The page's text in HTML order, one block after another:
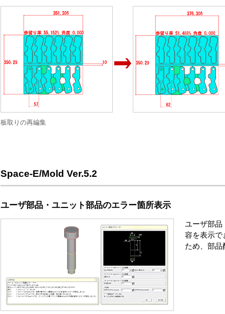
板取りの再編集
Space-E/Mold Ver.5.2
ユーザ部品・ユニット部品のエラー箇所表示
ユーザ部品
容を表示で
ため、部品